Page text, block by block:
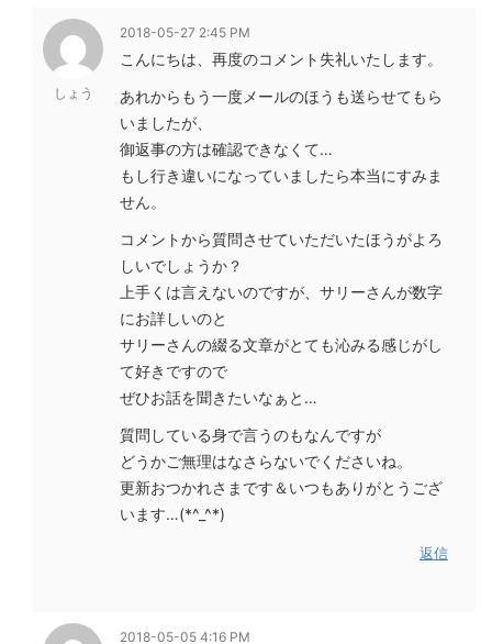
しょう
2018-05-27 2:45 PM
こんにちは、再度のコメント失礼いたします。
あれからもう一度メールのほうも送らせてもら
いましたが、
御返事の方は確認できなくて…
もし行き違いになっていましたら本当にすみま
せん。
コメントから質問させていただいたほうがよろ
しいでしょうか？
上手くは言えないのですが、サリーさんが数字
にお詳しいのと
サリーさんの綴る文章がとても沁みる感じがし
て好きですので
ぜひお話を聞きたいなぁと…
質問している身で言うのもなんですが
どうかご無理はなさらないでくださいね。
更新おつかれさまです＆いつもありがとうござ
います…(*^_^*)
返信
2018-05-05 4:16 PM